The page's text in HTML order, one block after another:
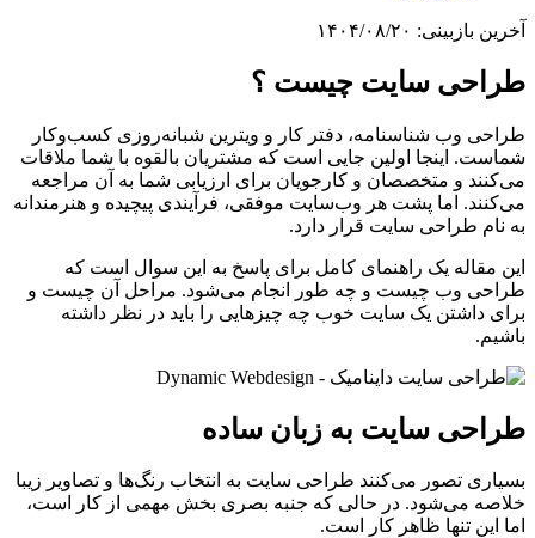
آخرین بازبینی: ۱۴۰۴/۰۸/۲۰
طراحی سایت چیست ؟
طراحی وب شناسنامه، دفتر کار و ویترین شبانه‌روزی کسب‌وکار
شماست. اینجا اولین جایی است که مشتریان بالقوه با شما ملاقات
می‌کنند و متخصصان و کارجویان برای ارزیابی شما به آن مراجعه
می‌کنند. اما پشت هر وب‌سایت موفقی، فرآیندی پیچیده و هنرمندانه
به نام طراحی سایت قرار دارد.
این مقاله یک راهنمای کامل برای پاسخ به این سوال است که
طراحی وب چیست و چه طور انجام می‌شود. مراحل آن چیست و
برای داشتن یک سایت خوب چه چیزهایی را باید در نظر داشته
باشیم.
طراحی سایت به زبان ساده
بسیاری تصور می‌کنند طراحی سایت به انتخاب رنگ‌ها و تصاویر زیبا
خلاصه می‌شود. در حالی که جنبه بصری بخش مهمی از کار است،
اما این تنها ظاهر کار است.